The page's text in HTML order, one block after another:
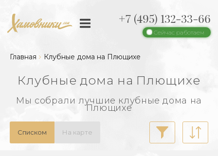
+7 (495) 132-33-66
Сейчас работаем
Главная Клубные дома на Плющихе
Клубные дома на Плющихе
Мы собрали лучшие клубные дома на
Плющихе
Списком На карте